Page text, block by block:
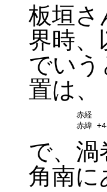
板垣さ
界時、
でいう
置は、
赤経
で、渦
角南に